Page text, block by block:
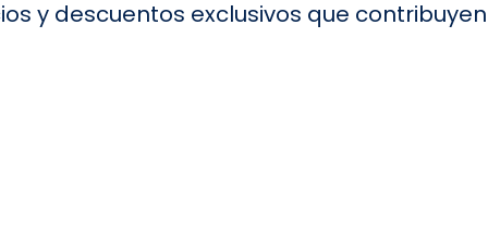
y descuentos exclusivos que contribuyen